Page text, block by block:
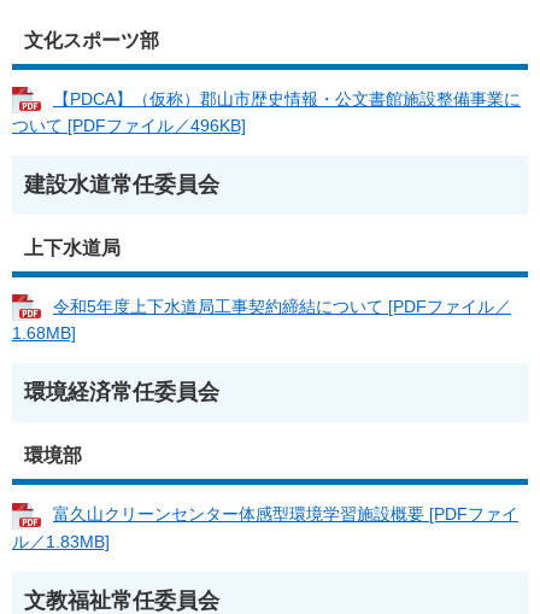
文化スポーツ部
【PDCA】（仮称）郡山市歴史情報・公文書館施設整備事業に
ついて [PDFファイル／496KB]
建設水道常任委員会
上下水道局
令和5年度上下水道局工事契約締結について [PDFファイル／
1.68MB]
環境経済常任委員会
環境部
富久山クリーンセンター体感型環境学習施設概要 [PDFファイ
ル／1.83MB]
文教福祉常任委員会